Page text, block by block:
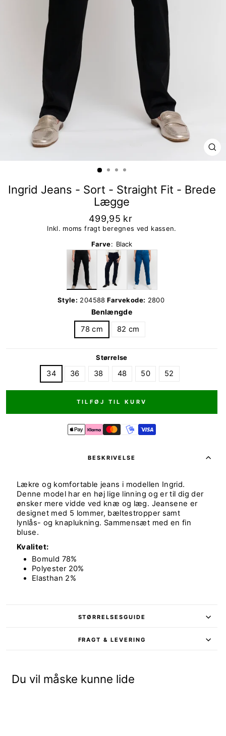
Ingrid Jeans - Sort - Straight Fit - Brede
Lægge
499,95 kr
Inkl. moms fragt beregnes ved kassen.
Farve: Black
Style: 204588 Farvekode: 2800
Benlængde
78 cm 82 cm
Størrelse
34 36 38 48 50 52
TILFØJ TIL KURV
BESKRIVELSE
Lækre og komfortable jeans i modellen Ingrid.
Denne model har en høj lige linning og er til dig der
ønsker mere vidde ved knæ og læg. Jeansene er
designet med 5 lommer, bæltestropper samt
lynlås- og knaplukning. Sammensæt med en fin
bluse.
Kvalitet:
Bomuld 78%
Polyester 20%
Elasthan 2%
STØRRELSESGUIDE
FRAGT & LEVERING
Du vil måske kunne lide